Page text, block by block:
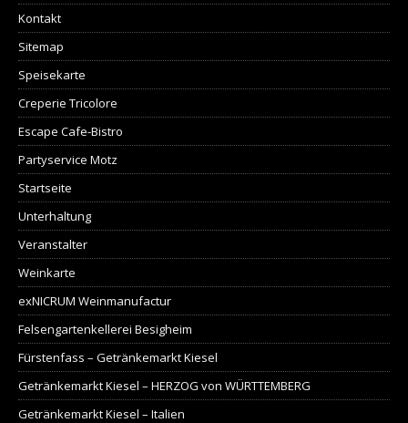
Kontakt
Sitemap
Speisekarte
Creperie Tricolore
Escape Cafe-Bistro
Partyservice Motz
Startseite
Unterhaltung
Veranstalter
Weinkarte
exNICRUM Weinmanufactur
Felsengartenkellerei Besigheim
Fürstenfass – Getränkemarkt Kiesel
Getränkemarkt Kiesel – HERZOG von WÜRTTEMBERG
Getränkemarkt Kiesel – Italien